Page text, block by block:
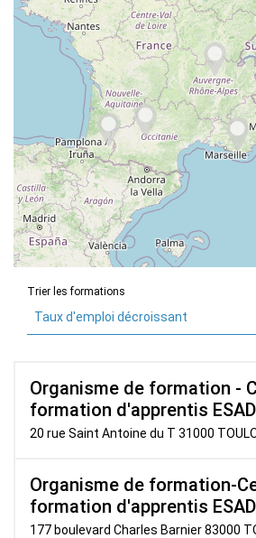
Trier les formations
Taux d'emploi décroissant
Organisme de formation -
formation d'apprentis ESAD
20 rue Saint Antoine du T 31000
Organisme de formation-
formation d'apprentis
177 boulevard Charles Barnier 83000